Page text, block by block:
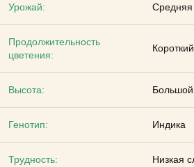
Урожай: Средняя
Продолжительность
цветения:
Высота:
Генотип: Индика
Трудность: Низкая